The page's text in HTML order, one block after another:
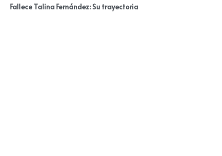
Fallece Talina Fernández: Su trayectoria